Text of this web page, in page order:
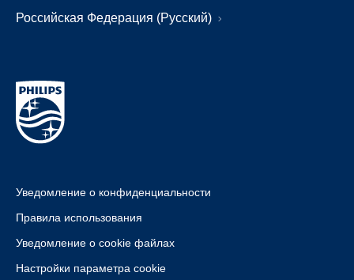
Российская Федерация (Русский)
Уведомление о конфиденциальности
Правила использования
Уведомление о cookie файлах
Настройки параметра cookie